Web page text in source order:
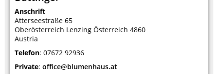
Anschrift
Atterseestraße 65
Oberösterreich Lenzing Österreich 4860
Austria
Telefon: 07672 92936
Private: office@blumenhaus.at